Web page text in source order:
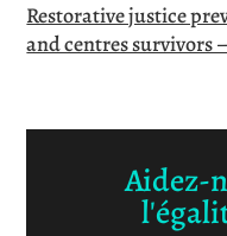
Restorative justice
and centres survivors
Aidez-